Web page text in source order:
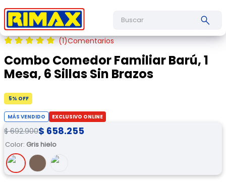
(1)
Combo Comedor Familiar Barú, 1
Mesa, 6 Sillas Sin Brazos
5% OFF
MÁS VENDIDO EXCLUSIVO ONLINE
$ 692.900$ 658.255
Color: Gris hielo